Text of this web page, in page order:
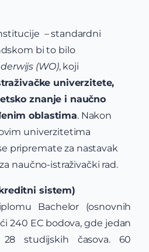
– standardni
bi to bilo
(WO), koji
univerzitete,
znanje i naučno
oblastima. Nakon
univerzitetima
pripremate za nastavak
naučno-istraživački rad.
sistem)
Bachelor (osnovnih
240 EC bodova, gde jedan
28 studijskih časova. 60